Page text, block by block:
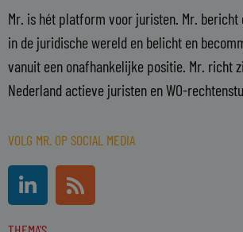
Mr. is hét platform voor juristen. Mr. bericht
in de juridische wereld en belicht en
vanuit een onafhankelijke positie. Mr. richt
Nederland actieve juristen en WO-
VOLG MR. OP SOCIAL MEDIA
L
i
n
R
s
s